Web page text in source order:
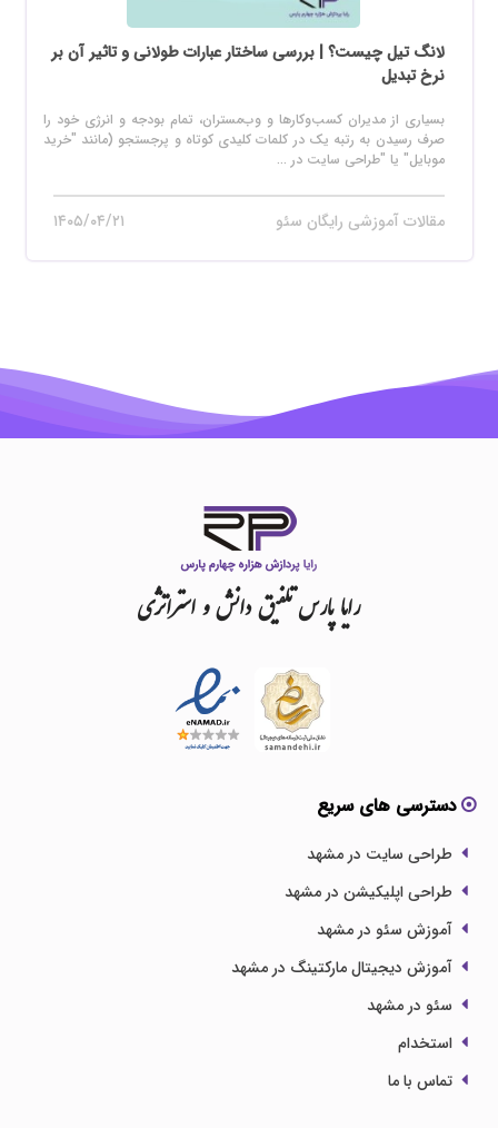
لانگ تیل چیست؟ | بررسی ساختار عبارات طولانی و تاثیر آن بر
نرخ تبدیل
بسیاری از مدیران کسب‌وکارها و وب‌مستران، تمام بودجه و انرژی خود را
صرف رسیدن به رتبه یک در کلمات کلیدی کوتاه و پرجستجو (مانند "خرید
موبایل" یا "طراحی سایت در ...
مقالات آموزشی رایگان سئو ۱۴۰۵/۰۴/۲۱
رایاپارستلفیقدانشواستراتژی
دسترسی های سریع
طراحی سایت در مشهد
طراحی اپلیکیشن در مشهد
آموزش سئو در مشهد
آموزش دیجیتال مارکتینگ در مشهد
سئو در مشهد
استخدام
تماس با ما